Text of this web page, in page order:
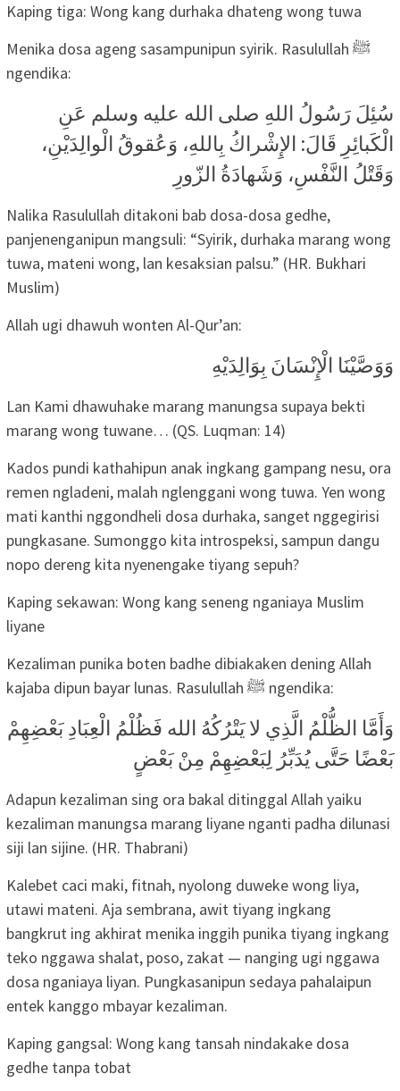
Kaping tiga: Wong kang durhaka dhateng wong tuwa
Menika dosa ageng sasampunipun syirik. Rasulullah ﷺ
ngendika:
سُئِلَ رَسُولُ اللهِ صلى الله عليه وسلم عَنِ
الْكَبائِرِ قَالَ: الإِشْراكُ بِاللهِ، وَعُقوقُ الْوالِدَيْنِ،
وَقَتْلُ النَّفْسِ، وَشَهادَةُ الزّورِ
Nalika Rasulullah ditakoni bab dosa-dosa gedhe,
panjenenganipun mangsuli: “Syirik, durhaka marang wong
tuwa, mateni wong, lan kesaksian palsu.” (HR. Bukhari
Muslim)
Allah ugi dhawuh wonten Al-Qur’an:
وَوَصَّيْنَا الْإِنْسَانَ بِوَالِدَيْهِ
Lan Kami dhawuhake marang manungsa supaya bekti
marang wong tuwane… (QS. Luqman: 14)
Kados pundi kathahipun anak ingkang gampang nesu, ora
remen ngladeni, malah nglenggani wong tuwa. Yen wong
mati kanthi nggondheli dosa durhaka, sanget nggegirisi
pungkasane. Sumonggo kita introspeksi, sampun dangu
nopo dereng kita nyenengake tiyang sepuh?
Kaping sekawan: Wong kang seneng nganiaya Muslim
liyane
Kezaliman punika boten badhe dibiakaken dening Allah
kajaba dipun bayar lunas. Rasulullah ﷺ ngendika:
وَأَمَّا الظُّلْمُ الَّذِي لا يَتْرُكُهُ الله فَظُلْمُ الْعِبَادِ بَعْضِهِمْ
بَعْضًا حَتَّى يُدَبِّرُ لِبَعْضِهِمْ مِنْ بَعْضٍ
Adapun kezaliman sing ora bakal ditinggal Allah yaiku
kezaliman manungsa marang liyane nganti padha dilunasi
siji lan sijine. (HR. Thabrani)
Kalebet caci maki, fitnah, nyolong duweke wong liya,
utawi mateni. Aja sembrana, awit tiyang ingkang
bangkrut ing akhirat menika inggih punika tiyang ingkang
teko nggawa shalat, poso, zakat — nanging ugi nggawa
dosa nganiaya liyan. Pungkasanipun sedaya pahalaipun
entek kanggo mbayar kezaliman.
Kaping gangsal: Wong kang tansah nindakake dosa
gedhe tanpa tobat